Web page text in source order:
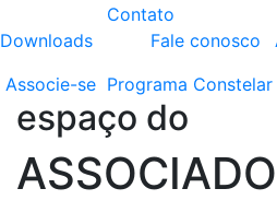
Downloads
Contato
Fale conosco
Associe-se Programa Constelar
espaço do
ASSOCIADO